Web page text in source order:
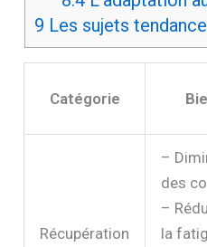
9 Les sujets
Catégorie
Récupération
–
des
–
la